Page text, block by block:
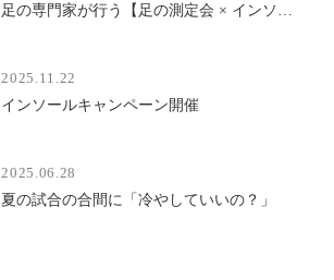
2025.11.22
インソールキャンペーン開催
2025.06.28
夏の試合の合間に「冷やしていいの？」